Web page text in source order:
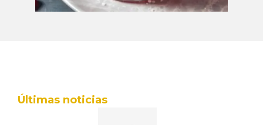
Últimas noticias